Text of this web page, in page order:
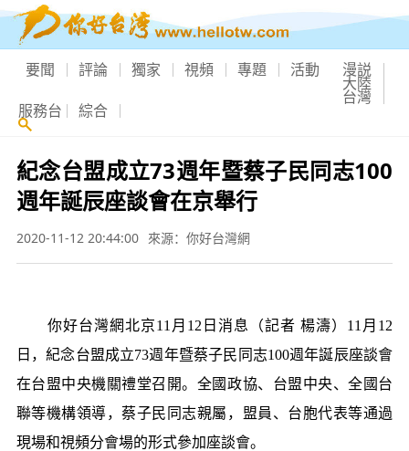
要聞 評論 獨家 視頻 專題 活動 漫説
大陸
台灣
服務台 綜合
紀念台盟成立73週年暨蔡子民同志100
週年誕辰座談會在京舉行
2020-11-12 20:44:00 來源：你好台灣網
你好台灣網北京11月12日消息（記者 楊濤）11月12
日，紀念台盟成立73週年暨蔡子民同志100週年誕辰座談會
在台盟中央機關禮堂召開。全國政協、台盟中央、全國台
聯等機構領導，蔡子民同志親屬，盟員、台胞代表等通過
現場和視頻分會場的形式參加座談會。